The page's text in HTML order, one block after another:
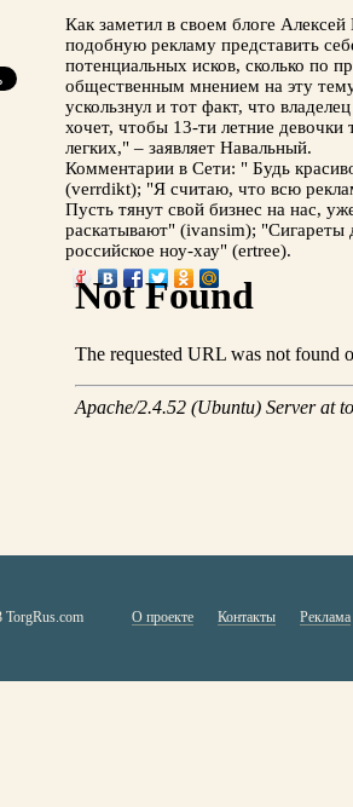
Как заметил в своем блоге
подобную рекламу представить
потенциальных исков, сколько по
общественным мнением на эту
ускользнул и тот факт, что
хочет, чтобы 13-ти летние
легких," – заявляет Навальный.
Комментарии в Сети: " Будь
(verrdikt); "Я считаю, что всю
Пусть тянут свой бизнес на нас,
раскатывают" (ivansim);
российское ноу-хау" (ertree).
О проекте Контакты Реклама